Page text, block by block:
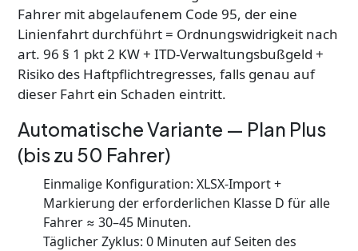
Fahrer mit abgelaufenem Code 95, der eine
Linienfahrt durchführt = Ordnungswidrigkeit nach
art. 96 § 1 pkt 2 KW + ITD-Verwaltungsbußgeld +
Risiko des Haftpflichtregresses, falls genau auf
dieser Fahrt ein Schaden eintritt.
Automatische Variante — Plan Plus
(bis zu 50 Fahrer)
Einmalige Konfiguration: XLSX-Import +
Markierung der erforderlichen Klasse D für alle
Fahrer ≈ 30–45 Minuten.
Täglicher Zyklus: 0 Minuten auf Seiten des